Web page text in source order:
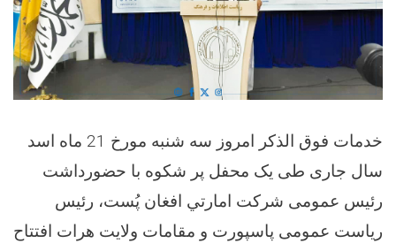
خدمات فوق الذکر امروز سه شنبه مورخ 21 ماه اسد
سال جاری طی یک محفل پر شکوه با حضورداشت
رئیس عمومی شرکت امارتي افغان پُست، رئیس
ریاست عمومی پاسپورت و مقامات ولایت هرات افتتاح